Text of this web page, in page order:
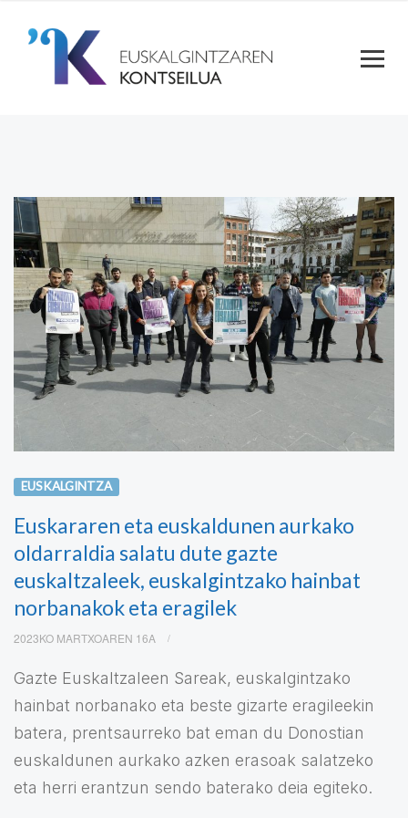
EUSKALGINTZA
Euskararen eta euskaldunen aurkako
oldarraldia salatu dute gazte
euskaltzaleek, euskalgintzako hainbat
norbanakok eta eragilek
2023KO MARTXOAREN 16A
Gazte Euskaltzaleen Sareak, euskalgintzako
hainbat norbanako eta beste gizarte eragileekin
batera, prentsaurreko bat eman du Donostian
euskaldunen aurkako azken erasoak salatzeko
eta herri erantzun sendo baterako deia egiteko.